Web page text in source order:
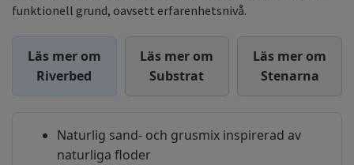
funktionell grund, oavsett erfarenhetsnivå.
Läs mer om
Riverbed
Läs mer om
Substrat
Läs mer om
Stenarna
Naturlig sand- och grusmix inspirerad av
naturliga floder